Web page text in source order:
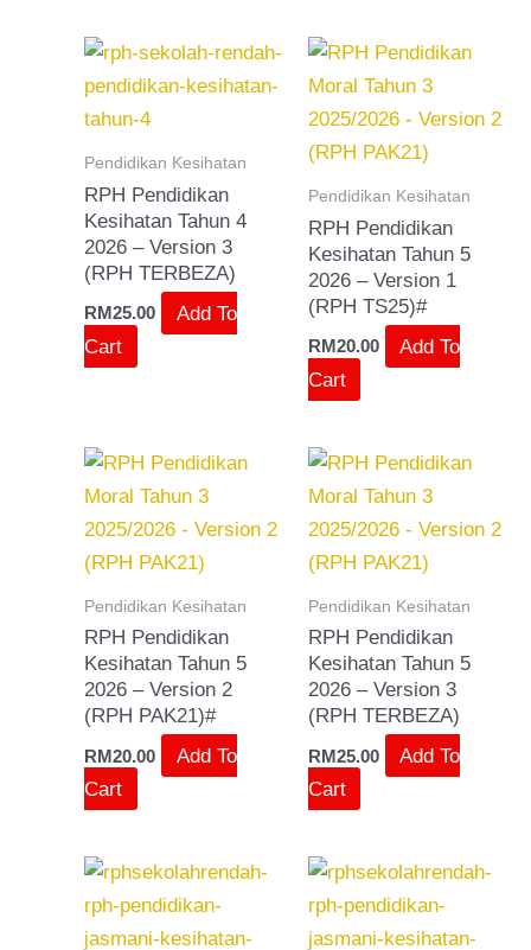
Pendidikan Kesihatan
RPH Pendidikan
Kesihatan Tahun 4
2026 – Version 3
(RPH TERBEZA)
RM25.00
Add To
Cart
Pendidikan Kesihatan
RPH Pendidikan
Kesihatan Tahun 5
2026 – Version 1
(RPH TS25)#
RM20.00
Add To
Cart
Pendidikan Kesihatan
RPH Pendidikan
Kesihatan Tahun 5
2026 – Version 2
(RPH PAK21)#
RM20.00
Add To
Cart
Pendidikan Kesihatan
RPH Pendidikan
Kesihatan Tahun 5
2026 – Version 3
(RPH TERBEZA)
RM25.00
Add To
Cart